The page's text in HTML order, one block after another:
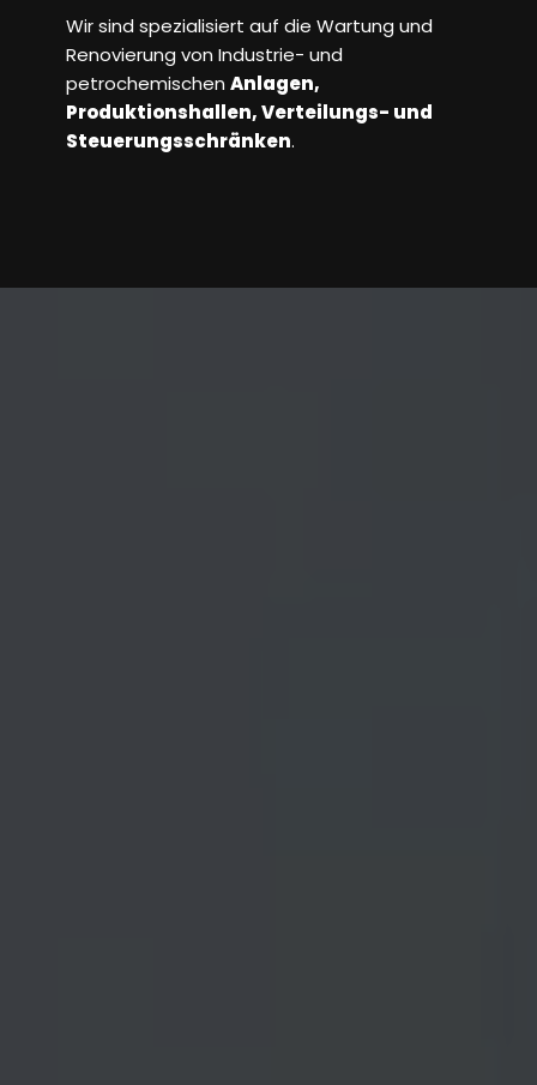
Wir sind spezialisiert auf die Wartung und
Renovierung von Industrie- und
petrochemischen Anlagen,
Produktionshallen, Verteilungs- und
Steuerungsschränken.